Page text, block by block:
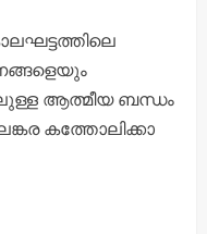
ആത്മീയ ബന്ധം
കത്തോലിക്കാ